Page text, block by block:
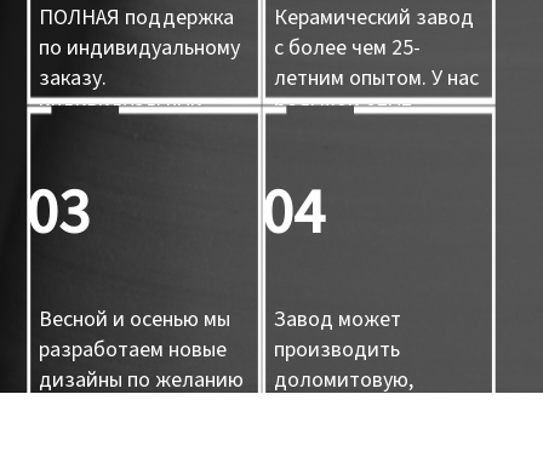
ПОЛНАЯ поддержка
по индивидуальному
заказу.
индивидуальный
образец,
индивидуальный 3D-
Керамический завод
с более чем 25-
летним опытом. У нас
большой опыт.
03
Весной и осенью мы
разработаем новые
дизайны по желанию
04
Завод может
производить
доломитовую,